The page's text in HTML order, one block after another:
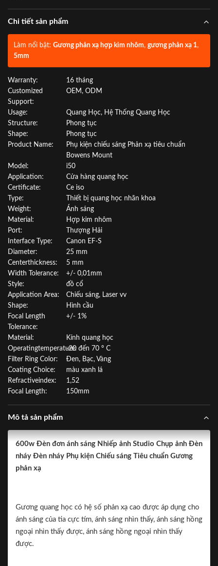
Chi tiết sản phẩm
Làm nổi bật: Gương phản xạ hợp kim nhôm, gương phản xạ 1,
5mm
Warranty:
16 tháng
Customized
Support:
OEM, ODM
Usage:
Quang Học, Hệ Thống Quang Học
Structure:
Phong tục
Shape:
Phong tục
Product Name:
Phụ kiện chiếu sáng Phản xạ tiêu chuẩn
Bowens Mount
Model:
i50
Application:
Cửa hàng quang học
Certificate:
Ce iso
Type:
Thiết bị quang học nhãn khoa
Weight:
Ánh sáng
Material:
Hợp kim nhôm
Port:
Thượng Hải
Interface Type:
Canon EF-S
Diameter:
25 mm
Centerthickness:
5 mm
Width Tolerance:
+/- 0,01mm
Style:
đồ cổ
Application Area:
Chiếu sáng, Laser vv
Shape:
Hình cầu
Focal Length
Tolerance:
+/- 1%
Material:
Kính quang học
Operatingtemperature:-20 đến 70 ° C
Filter Ring Color:
Đen, Bạc, Vàng
Coating Choice:
màu xanh lá
Refractiveindex:
1,52
Focal Length:
150mm
Mô tả sản phẩm
600w Đèn đơn ánh sáng Nhiếp ảnh Studio Chụp ảnh Đèn
nháy Đèn nháy Phụ kiện Chiếu sáng Tiêu chuẩn Gương
phản xạ
Gương quang học có hệ số phản xạ cao được áp dụng cho
ánh sáng của tia cực tím, ánh sáng nhìn thấy, ánh sáng hồng
ngoại nhìn thấy được, ánh sáng hồng ngoại nhìn thấy
được.